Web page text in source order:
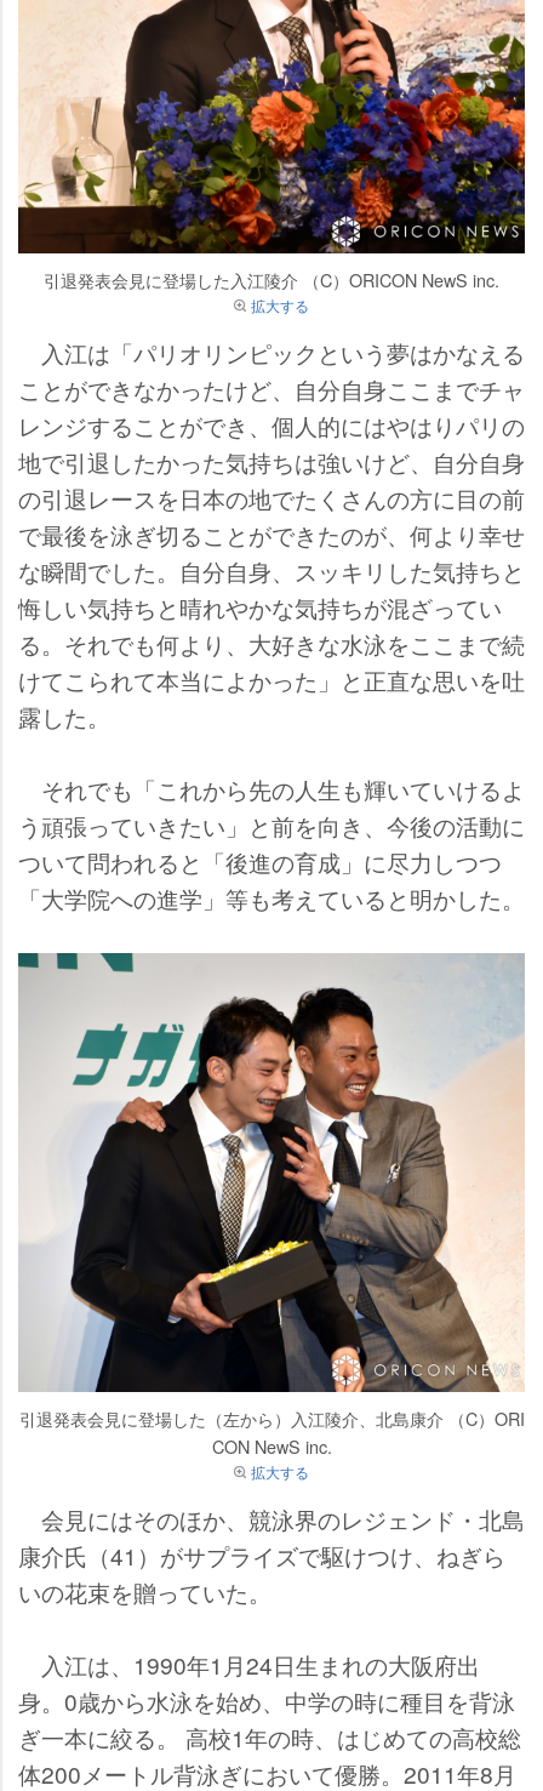
引退発表会見に登場した入江陵介 （C）ORICON NewS inc.
拡大する
入江は「パリオリンピックという夢はかなえる
ことができなかったけど、自分自身ここまでチャ
レンジすることができ、個人的にはやはりパリの
地で引退したかった気持ちは強いけど、自分自身
の引退レースを日本の地でたくさんの方に目の前
で最後を泳ぎ切ることができたのが、何より幸せ
な瞬間でした。自分自身、スッキリした気持ちと
悔しい気持ちと晴れやかな気持ちが混ざってい
る。それでも何より、大好きな水泳をここまで続
けてこられて本当によかった」と正直な思いを吐
露した。
それでも「これから先の人生も輝いていけるよ
う頑張っていきたい」と前を向き、今後の活動に
ついて問われると「後進の育成」に尽力しつつ
「大学院への進学」等も考えていると明かした。
引退発表会見に登場した（左から）入江陵介、北島康介 （C）ORI
CON NewS inc.
拡大する
会見にはそのほか、競泳界のレジェンド・北島
康介氏（41）がサプライズで駆けつけ、ねぎら
いの花束を贈っていた。
入江は、1990年1月24日生まれの大阪府出
身。0歳から水泳を始め、中学の時に種目を背泳
ぎ一本に絞る。 高校1年の時、はじめての高校総
体200メートル背泳ぎにおいて優勝。2011年8月